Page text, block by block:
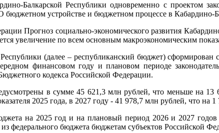
Балкарской Республики одновременно с проектом
устройстве и бюджетном процессе в Кабардино-
Прогноз социально-экономического развития
увеличение по всем основным макроэкономическим
(далее – республиканский бюджет) сформирован
финансовом году и плановом периоде
кодекса Российской Федерации.
в сумме 45 621,3 млн рублей, что меньше на 13
2025 года, в 2027 году - 41 978,7 млн рублей, что на
на 2025 год и на плановый период 2026 и 2027 годов
федерального бюджета бюджетам субъектов Российской